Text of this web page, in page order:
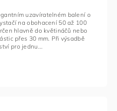
uzavíratelném balení o
na obohacení 50 až 100
hlavně do květináčů nebo
přes 30 mm. Při výsadbě
pro jednu...